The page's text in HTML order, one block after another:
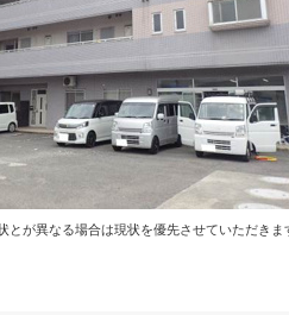
とが異なる場合は現状を優先させていただきま